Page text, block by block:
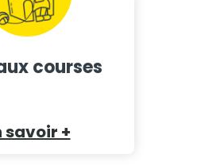
courses
savoir +